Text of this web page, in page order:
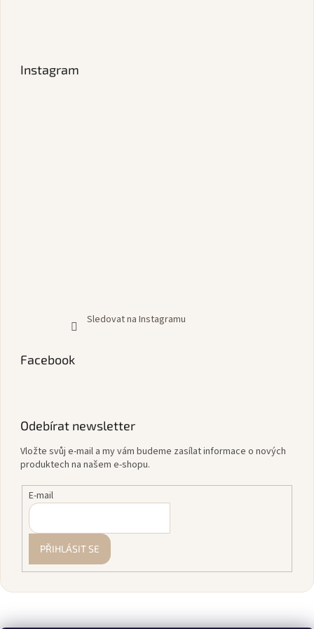
Instagram
Sledovat na Instagramu
Facebook
Odebírat newsletter
Vložte svůj e-mail a my vám budeme zasílat informace o nových
produktech na našem e-shopu.
E-mail
PŘIHLÁSIT SE